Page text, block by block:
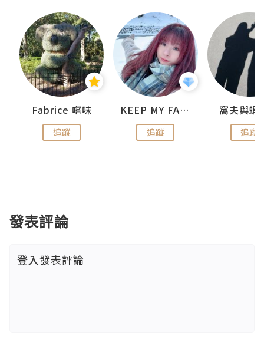
Fabrice 嚐味
追蹤
KEEP MY FAITH
追蹤
窩夫與蝦
追蹤
發表評論
登入發表評論